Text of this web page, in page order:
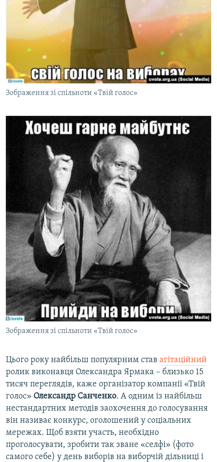
Зображення зі спільноти «Твій голос»
Зображення зі спільноти «Твій голос»
Цього року найбільш популярним став агітаційний
ролик виконавця Олександра Ярмака – близько 15
тисяч переглядів, каже організатор компанії «Твій
голос» Олександр Санченко. А одним із найбільш
нестандартних методів заохочення до голосування
він називає конкурс, оголошений у соціальних
мережах. Щоб взяти участь, необхідно
проголосувати, зробити так зване «селфі» (фото
самого себе) у день виборів на виборчій дільниці і